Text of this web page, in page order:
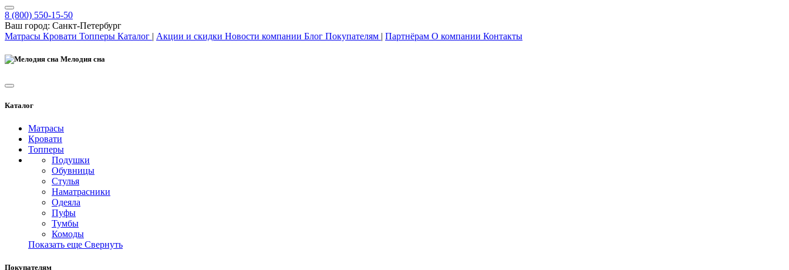
8 (800) 550-15-50
Ваш город: Санкт-Петербург
Матрасы Кровати Топперы Каталог | Акции и скидки Новости компании Блог Покупателям | Партнёрам О компании Контакты
Мелодия сна
Каталог
Матрасы
Кровати
Топперы
Подушки
Обувницы
Стулья
Наматрасники
Одеяла
Пуфы
Тумбы
Комоды
Показать еще Свернуть
Покупателям